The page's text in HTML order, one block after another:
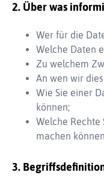
Über was
Wer für die
Welche Daten
Zu welchem
An wen wir
Wie Sie einer
können;
Welche Rechte
machen